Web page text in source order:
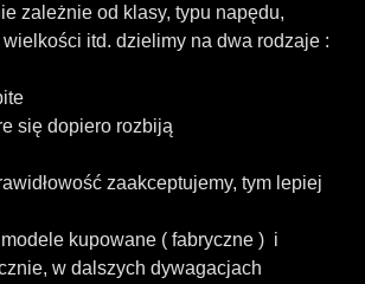
zależnie od klasy, typu napędu,
itd. dzielimy na dwa rodzaje :
się dopiero rozbiją
zaakceptujemy, tym lepiej
modele kupowane ( fabryczne ) i
w dalszych dywagacjach